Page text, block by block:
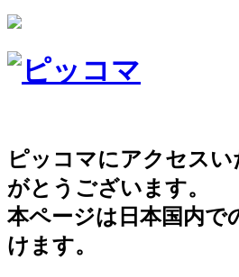
ピッコマにアクセスい
がとうございます。
本ページは日本国内で
けます。